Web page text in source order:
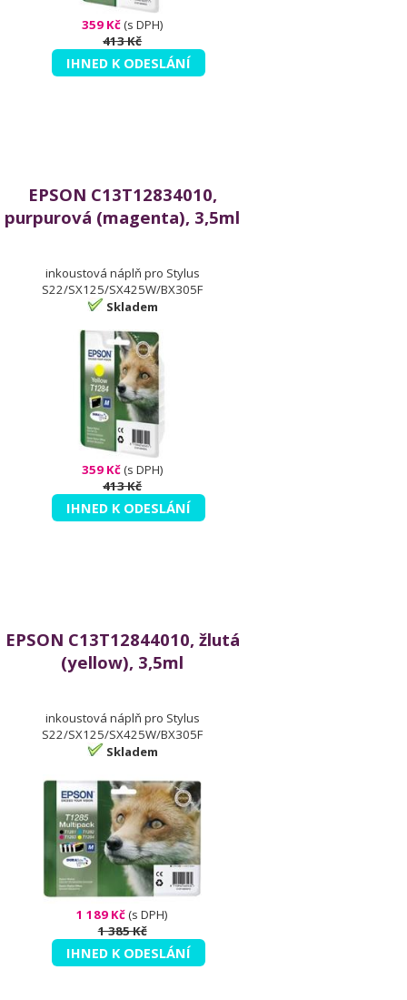
359 Kč(s DPH)
413 Kč
IHNED K ODESLÁNÍ
EPSON C13T12834010,
purpurová (magenta), 3,5ml
inkoustová náplň pro Stylus
S22/SX125/SX425W/BX305F
Skladem
359 Kč(s DPH)
413 Kč
IHNED K ODESLÁNÍ
EPSON C13T12844010, žlutá
(yellow), 3,5ml
inkoustová náplň pro Stylus
S22/SX125/SX425W/BX305F
Skladem
1 189 Kč(s DPH)
1 385 Kč
IHNED K ODESLÁNÍ